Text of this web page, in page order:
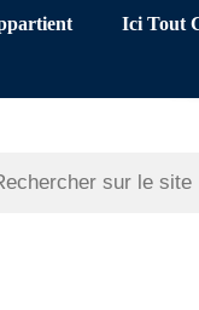
Ici Tout